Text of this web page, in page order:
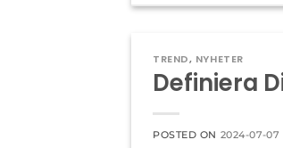
TREND, NYHETER
Definiera
POSTED ON 2024-07-07